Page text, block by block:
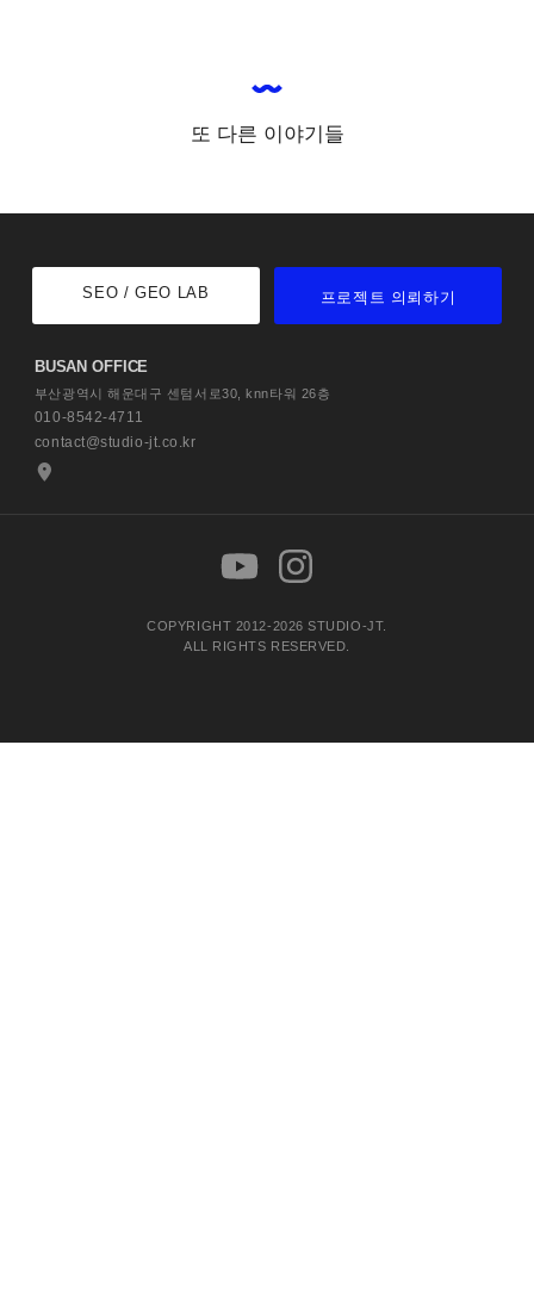
또 다른 이야기들
SEO / GEO LAB 프로젝트 의뢰하기
BUSAN OFFICE
부산광역시 해운대구 센텀서로30,knn타워 26층
010-8542-4711
contact@studio-jt.co.kr
COPYRIGHT 2012-2026 STUDIO-JT.
ALL RIGHTS RESERVED.